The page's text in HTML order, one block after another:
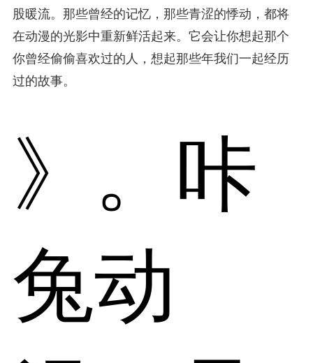
股暖流。那些曾经的记忆，那些青涩的悸动，都将
在动漫的光影中重新鲜活起来。它会让你想起那个
你曾经偷偷喜欢过的人，想起那些年我们一起经历
过的故事。
》。咔
兔动